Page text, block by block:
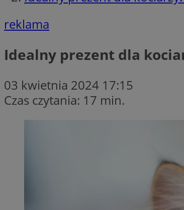
reklama
Idealny prezent dla
03 kwietnia 2024 17:15
Czas czytania: 17 min.